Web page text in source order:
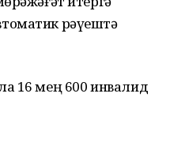
рәүештә
16 мең 600 инвалид